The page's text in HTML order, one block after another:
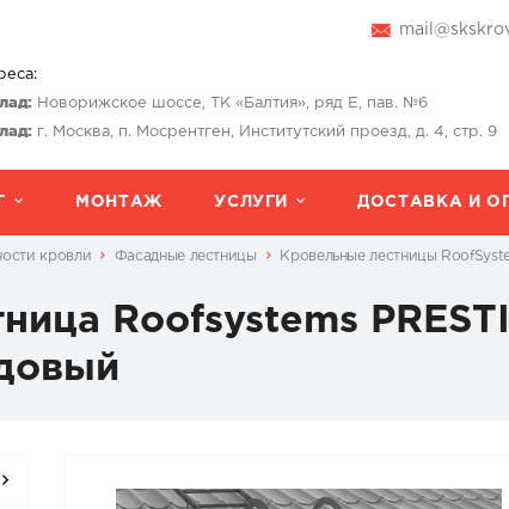
Новорижское шоссе, ТК «Балтия», ряд Е, пав. №6
г. Москва, п. Мосрентген, Институтский проезд, д. 4, стр. 9
МОНТАЖ УСЛУГИ ДОСТАВКА И
кровли Фасадные лестницы Кровельные лестницы
Roofsystems